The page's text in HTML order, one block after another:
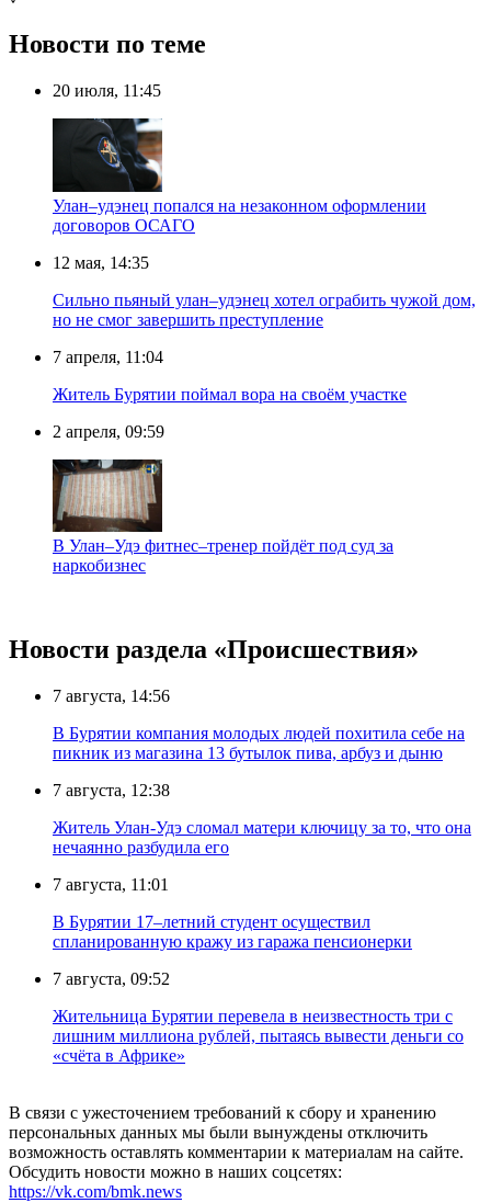
Новости по теме
20 июля, 11:45
Улан–удэнец попался на незаконном оформлении
договоров ОСАГО
12 мая, 14:35
Сильно пьяный улан–удэнец хотел ограбить чужой дом,
но не смог завершить преступление
7 апреля, 11:04
Житель Бурятии поймал вора на своём участке
2 апреля, 09:59
В Улан–Удэ фитнес–тренер пойдёт под суд за
наркобизнес
Новости раздела «Происшествия»
7 августа, 14:56
В Бурятии компания молодых людей похитила себе на
пикник из магазина 13 бутылок пива, арбуз и дыню
7 августа, 12:38
Житель Улан-Удэ сломал матери ключицу за то, что она
нечаянно разбудила его
7 августа, 11:01
В Бурятии 17–летний студент осуществил
спланированную кражу из гаража пенсионерки
7 августа, 09:52
Жительница Бурятии перевела в неизвестность три с
лишним миллиона рублей, пытаясь вывести деньги со
«счёта в Африке»
В связи с ужесточением требований к сбору и хранению
персональных данных мы были вынуждены отключить
возможность оставлять комментарии к материалам на сайте.
Обсудить новости можно в наших соцсетях:
https://vk.com/bmk.news